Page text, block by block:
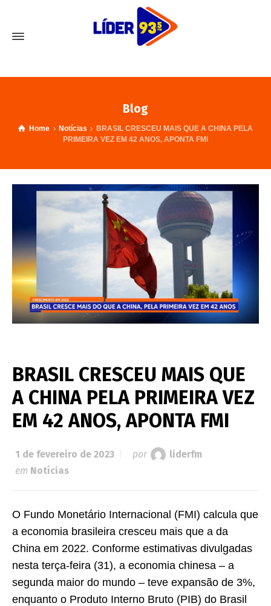
Blog
Home Notícias
BRASIL CRESCEU MAIS QUE A CHINA PELA
PRIMEIRA VEZ EM 42 ANOS, APONTA FMI
BRASIL CRESCEU MAIS QUE
A CHINA PELA PRIMEIRA VEZ
EM 42 ANOS, APONTA FMI
1 de fevereiro de 2023 por
liderfm
em Notícias
O Fundo Monetário Internacional (FMI) calcula que
a economia brasileira cresceu mais que a da
China em 2022. Conforme estimativas divulgadas
nesta terça-feira (31), a economia chinesa – a
segunda maior do mundo – teve expansão de 3%,
enquanto o Produto Interno Bruto (PIB) do Brasil